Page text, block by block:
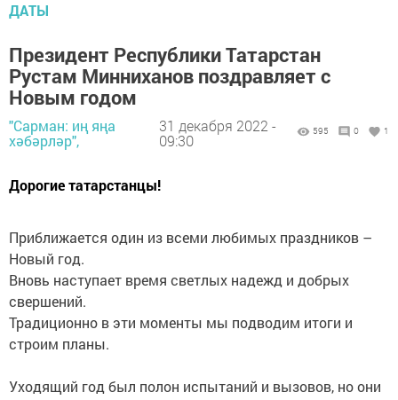
ДАТЫ
Президент Республики Татарстан
Рустам Минниханов поздравляет с
Новым годом
"Сарман: иң яңа
хәбәрләр",
31 декабря 2022 -
09:30
595 0 1
Дорогие татарстанцы!
Приближается один из всеми любимых праздников –
Новый год.
Вновь наступает время светлых надежд и добрых
свершений.
Традиционно в эти моменты мы подводим итоги и
строим планы.
Уходящий год был полон испытаний и вызовов, но они